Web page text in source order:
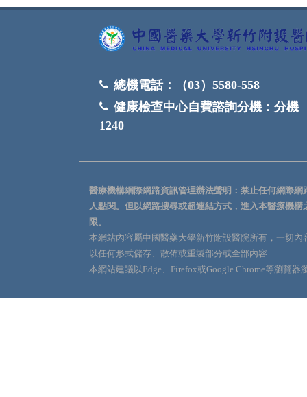
總機電話：
（03）5580-558
健康檢查中心自費諮詢分機： 分機
1240
醫療機構網際網路資訊管理辦法聲明：禁止任何網際
人點閱。但以網路搜尋或超連結方式，進入本醫療機
限。
本網站內容屬中國醫藥大學新竹附設醫院所有，一切
以任何形式儲存、散佈或重製部分或全部內容
本網站建議以Edge、Firefox或Google Chrome等瀏覽器